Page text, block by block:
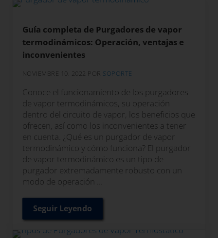
Guía completa de Purgadores de vapor
termodinámicos: Operación, ventajas e
inconvenientes
NOVIEMBRE 10, 2022 POR SOPORTE
Conoce el funcionamiento de los purgadores
de vapor termodinámicos, su operación
dentro del circuito de vapor, los beneficios que
ofrecen, así como los inconvenientes a tener
en cuenta. ¿Qué es un purgador de vapor
termodinámico y cómo funciona? El purgador
de vapor termodinámico es un tipo de
purgador extremadamente robusto con un
modo de operación …
Seguir LeyendoGuía completa de Purgadores de